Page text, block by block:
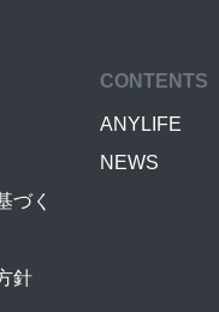
づく
針
CONTENTS
ANYLIFE
NEWS